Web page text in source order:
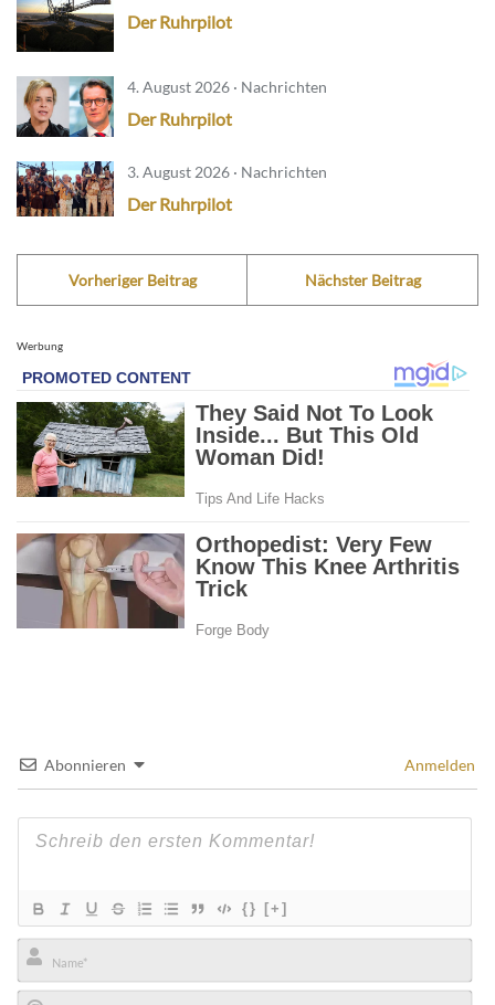
Der Ruhrpilot
4. August 2026 · Nachrichten
Der Ruhrpilot
3. August 2026 · Nachrichten
Der Ruhrpilot
Vorheriger Beitrag Nächster Beitrag
Werbung
Abonnieren Anmelden
{} [+]
Name*